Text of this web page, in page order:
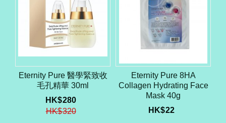
Eternity Pure 醫學緊致收
毛孔精華 30ml
HK$280
HK$320
Eternity Pure 8HA
Collagen Hydrating Face
Mask 40g
HK$22